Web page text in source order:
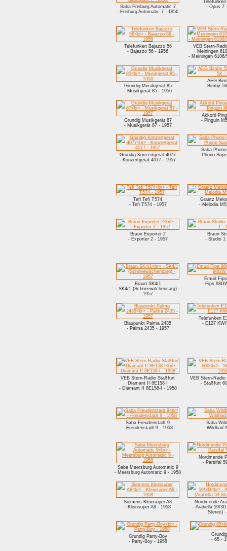
Saba Freiburg Automatic 7
- Freiburg Automatic 7 - 1956
- Opus 7
Telefunken Bajazzo 56
- Bajazzo 56 - 1956
VEB Stern-
Meiningen
- Meiningen
Grundig Musikgerät 85
- Musikgerät 85 - 1956
AEG
- Bimby
Grundig Musikgerät 87
- Musikgerät 87 - 1957
Akkord
- Pinguin
Grundig Konzertgerät 4077
- Konzertgerät 4077 - 1957
Saba
- Phono-
Tefi Tefi T574
- Tefi T574 - 1957
Graetz
- Melodia
Braun Exporter 2
- Exporter 2 - 1957
Braun
- Studio 1
Braun SK4/1
- SK4/1 (Schneewitchensarg) -
1957
Emud
- Fips
Blaupunkt Palma 2435
- Palma 2435 - 1957
Telefunken
- E127
VEB Stern-Radio Staßfurt
Diamant II 8E158 I
- Diamant II 8E158-I - 1958
VEB Stern-
- Staßfurt
Saba Freudenstadt 9
- Freudenstadt 9 - 1958
Saba
- Wildbad
Saba Meersburg Automatic 9
- Meersburg Automatic 9 - 1958
Nordmende
- Parsifal
Siemens Kleinsuper A8
- Kleinsuper A8 - 1958
Nordmende
- Arabella 59/
Stereo) -
Grundig Party-Boy
- Party-Boy - 1958
- 65 -